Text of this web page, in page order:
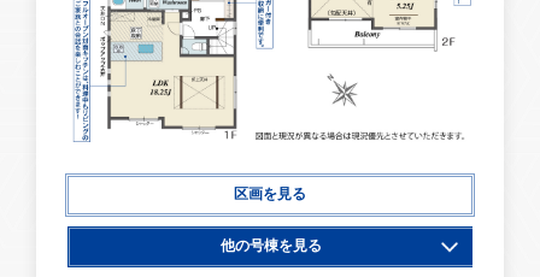
区画を見る
他の号棟を見る